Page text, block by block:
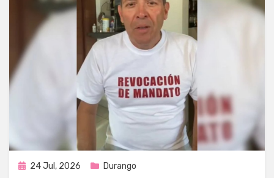
Publicada
24 Jul, 2026 Durango